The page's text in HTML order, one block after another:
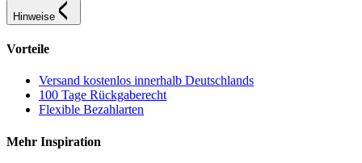
Hinweise
Vorteile
Versand kostenlos innerhalb Deutschlands
100 Tage Rückgaberecht
Flexible Bezahlarten
Mehr Inspiration